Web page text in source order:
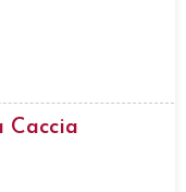
Caccia